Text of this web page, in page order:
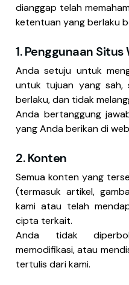
dianggap telah
ketentuan yang berlaku
1. Penggunaan Situs
Anda setuju untuk
untuk tujuan yang sah,
berlaku, dan tidak
Anda bertanggung
yang Anda berikan di
2. Konten
Semua konten yang
(termasuk artikel,
kami atau telah
cipta terkait.
Anda tidak
memodifikasi, atau
tertulis dari kami.